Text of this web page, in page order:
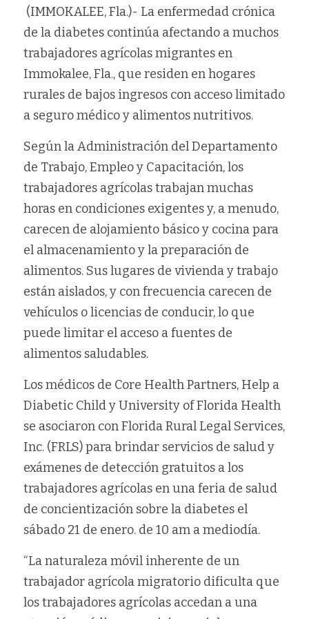
de la diabetes continúa afectando a muchos
trabajadores agrícolas migrantes en
Immokalee, Fla., que residen en hogares
rurales de bajos ingresos con acceso limitado
a seguro médico y alimentos nutritivos.
Según la Administración del Departamento
de Trabajo, Empleo y Capacitación, los
trabajadores agrícolas trabajan muchas
horas en condiciones exigentes y, a menudo,
carecen de alojamiento básico y cocina para
el almacenamiento y la preparación de
alimentos. Sus lugares de vivienda y trabajo
están aislados, y con frecuencia carecen de
vehículos o licencias de conducir, lo que
puede limitar el acceso a fuentes de
alimentos saludables.
Los médicos de Core Health Partners, Help a
Diabetic Child y University of Florida Health
se asociaron con Florida Rural Legal Services,
Inc. (FRLS) para brindar servicios de salud y
exámenes de detección gratuitos a los
trabajadores agrícolas en una feria de salud
de concientización sobre la diabetes el
sábado 21 de enero. de 10 am a mediodía.
“La naturaleza móvil inherente de un
trabajador agrícola migratorio dificulta que
los trabajadores agrícolas accedan a una